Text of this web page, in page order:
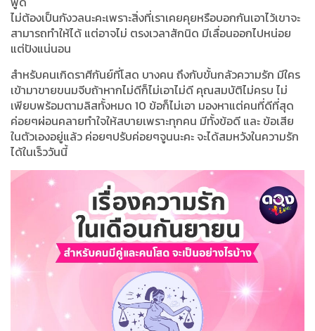
ไม่ต้องเป็นกังวลนะคะเพราะสิ่งที่เราเคยคุยหรือบอกกันเอาไว้เขาจะ
สามารถทำให้ได้ แต่อาจไม่ ตรงเวลาสักนิด มีเลื่อนออกไปหน่อย
แต่ปังแน่นอน
สำหรับคนเกิดราศีกันย์ที่โสด บางคน ถึงกับขั้นกลัวความรัก มีใคร
เข้ามาขายขนมจีบถ้าหากไม่ดีก็ไม่เอาไม่ดี คุณสมบัติไม่ครบ ไม่
เพียบพร้อมตามลิสทั้งหมด 10 ข้อก็ไม่เอา มองหาแต่คนที่ดีที่สุด
ค่อยๆผ่อนคลายทำใจให้สบายเพราะทุกคน มีทั้งข้อดี และ ข้อเสีย
ในตัวเองอยู่แล้ว ค่อยๆปรับค่อยๆจูนนะคะ จะได้สมหวังในความรัก
ได้ในเร็ววันนี้